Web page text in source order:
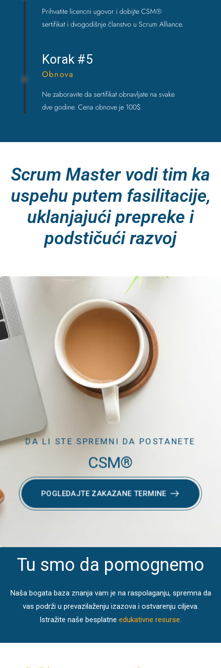
Prihvatite licencni ugovor i dobijte CSM®
sertifikat i dvogodišnje članstvo u Scrum Alliance.
Korak #5
Obnova
Ne zaboravite da sertifikat obnavljate na svake
dve godine. Cena obnove je 100$
Scrum Master vodi tim ka
uspehu putem fasilitacije,
uklanjajući prepreke i
podstičući razvoj
DA LI STE SPREMNI DA POSTANETE
CSM®
POGLEDAJTE ZAKAZANE TERMINE
Tu smo da pomognemo
Naša bogata baza znanja vam je na raspolaganju, spremna da
vas podrži u prevazilaženju izazova i ostvarenju ciljeva.
Istražite naše besplatne edukativne resurse.